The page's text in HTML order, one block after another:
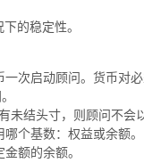
的稳定性。
次启动顾问。货币对必
结头寸，则顾问不会
个基数：权益或余额。
额的余额。